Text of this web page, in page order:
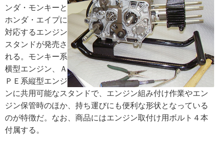
ンダ・モンキーと
ホンダ・エイプに
対応するエンジン
スタンドが発売さ
れる。モンキー系
横型エンジン、Ａ
ＰＥ系縦型エンジ
ンに共用可能なスタンドで、エンジン組み付け作業やエン
ジン保管時のほか、持ち運びにも便利な形状となっている
のが特徴だ。なお、商品にはエンジン取付け用ボルト４本
付属する。